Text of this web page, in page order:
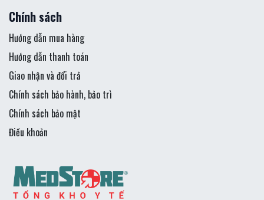
Chính sách
Hướng dẫn mua hàng
Hướng dẫn thanh toán
Giao nhận và đổi trả
Chính sách bảo hành, bảo trì
Chính sách bảo mật
Điều khoản